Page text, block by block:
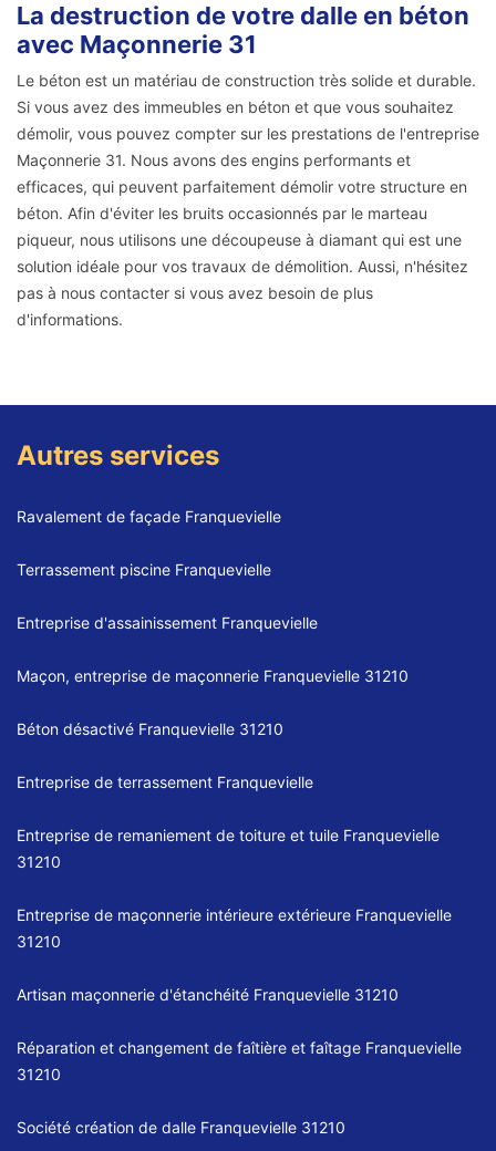
La destruction de votre dalle en béton
avec Maçonnerie 31
Le béton est un matériau de construction très solide et durable.
Si vous avez des immeubles en béton et que vous souhaitez
démolir, vous pouvez compter sur les prestations de l'entreprise
Maçonnerie 31. Nous avons des engins performants et
efficaces, qui peuvent parfaitement démolir votre structure en
béton. Afin d'éviter les bruits occasionnés par le marteau
piqueur, nous utilisons une découpeuse à diamant qui est une
solution idéale pour vos travaux de démolition. Aussi, n'hésitez
pas à nous contacter si vous avez besoin de plus
d'informations.
Autres services
Ravalement de façade Franquevielle
Terrassement piscine Franquevielle
Entreprise d'assainissement Franquevielle
Maçon, entreprise de maçonnerie Franquevielle 31210
Béton désactivé Franquevielle 31210
Entreprise de terrassement Franquevielle
Entreprise de remaniement de toiture et tuile Franquevielle
31210
Entreprise de maçonnerie intérieure extérieure Franquevielle
31210
Artisan maçonnerie d'étanchéité Franquevielle 31210
Réparation et changement de faîtière et faîtage Franquevielle
31210
Société création de dalle Franquevielle 31210